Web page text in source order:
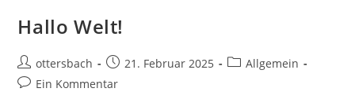
Hallo Welt!
ottersbach 21. Februar 2025
Allgemein
Ein Kommentar